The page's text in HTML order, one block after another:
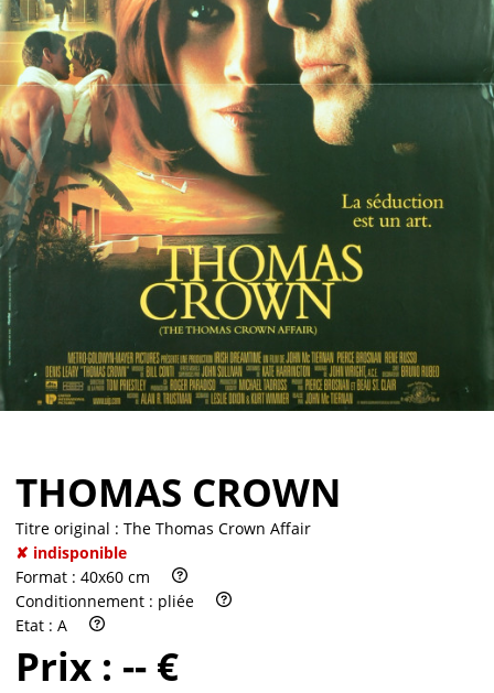
Vendre
THOMAS CROWN
Titre original : The Thomas Crown Affair
✘ indisponible
Format : 40x60 cm
Conditionnement : pliée
Etat : A
Prix : -- €